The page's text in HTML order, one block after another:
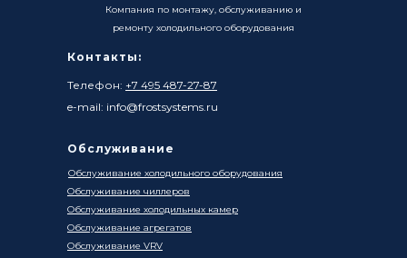
Контакты:
Телефон: +7 495 487-27-87
e-mail: info@frostsystems.ru
Компания по монтажу, обслуживанию и
ремонту холодильного оборудования
Обслуживание
Обслуживание холодильного оборудования
Обслуживание чиллеров
Обслуживание холодильных камер
Обслуживание агрегатов
Обслуживание VRV